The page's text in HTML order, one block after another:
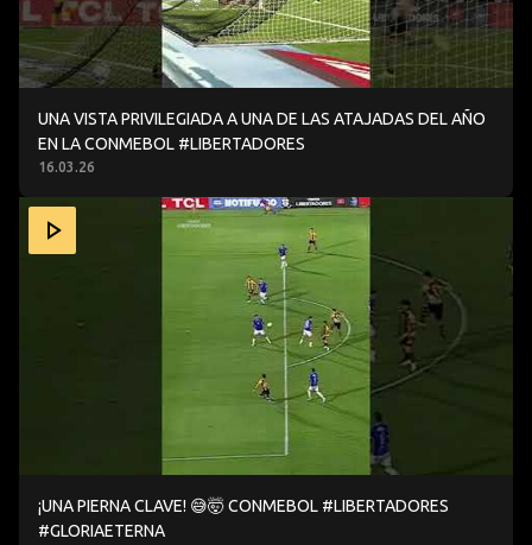
16.03.26
UNA VISTA PRIVILEGIADA A UNA DE LAS ATAJADAS DEL AÑO
EN LA CONMEBOL #LIBERTADORES
¡UNA PIERNA CLAVE! 😅🤯 CONMEBOL #LIBERTADORES
¡UNA PIERNA CLAVE! 😅🤯 CONMEBOL #LIBERTADORES
#GLORIAETERNA